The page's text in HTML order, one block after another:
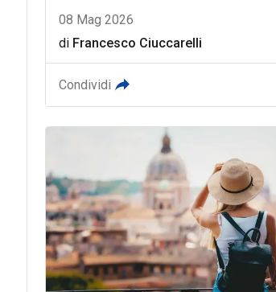
08 Mag 2026
di Francesco Ciuccarelli
Condividi